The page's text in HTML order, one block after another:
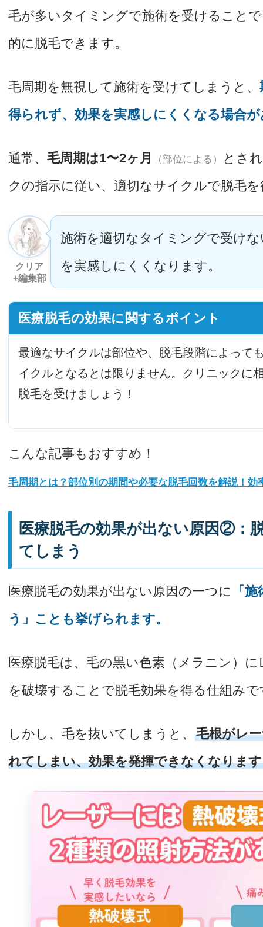
毛が多いタイミングで施術を受けること
的に脱毛できます。
毛周期を無視して施術を受けてしまうと、
得られず、効果を実感しにくくなる場合
通常、 毛周期は1〜2ヶ月 （部位による）
とさ
クの指示に従い、適切なサイクルで脱毛
クリア
+編集部
施術を適切なタイミングで受け
を実感しにくくなります。
医療脱毛の効果に関するポイント
最適なサイクルは部位や、脱毛段階によって
イクルとなるとは限りません。クリニックに
脱毛を受けましょう！
こんな記事もおすすめ！
毛周期とは？部位別の期間や必要な脱毛回数を解説！効
医療脱毛の効果が出ない原因②：
てしまう
医療脱毛の効果が出ない原因の一つに
「
う」ことも挙げられます。
医療脱毛は、毛の黒い色素（メラニン）
を破壊することで脱毛効果を得る仕組みで
しかし、毛を抜いてしまうと、 毛根がレ
れてしまい、効果を発揮できなくなりま